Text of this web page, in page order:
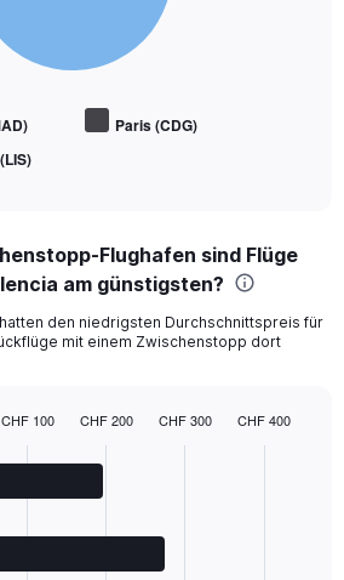
Paris (CDG)
Flughafen sind Flüge
am günstigsten?
den niedrigsten Durchschnittspreis für
mit einem Zwischenstopp dort
CHF 100 CHF 200 CHF 300 CHF 400